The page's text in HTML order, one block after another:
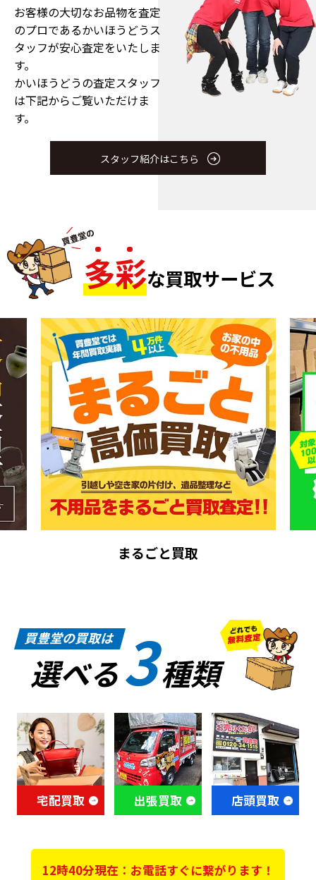
お客様の大切なお品物を査定
のプロであるかいほうどうス
タッフが安心査定をいたしま
す。
かいほうどうの査定スタッフ
は下記からご覧いただけま
す。
スタッフ紹介はこちら
多彩な買取サービス
まるごと買取
買豊堂の買取は
選べる3種類
宅配買取 出張買取 店頭買取
12時40分現在：お電話すぐに繋がります！